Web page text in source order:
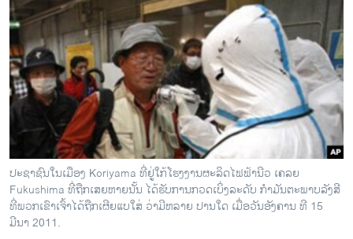
ຊີວິດຊາວລາວ
ຊຸມຊົນຊາວລາວ
ວິທະຍາສາດ-ເທັກໂນໂລຈີ
ທຸລະກິດ
ພາສາອັງກິດ
ວີດີໂອ
ສຽງ
ລາຍການກະຈາຍສຽງ
ຕິດຕາມພວກເຮົາ ທີ່
ປະຊາຊົນໃນເມືອງ Koriyama ທີ່ຢູ່ໃກ້ໂຮງງານຜະລິດໄຟຟ້ານີວ ເຄລຍ
Fukushima ທີ່ຖືກເສຍຫາຍນັ້ນ ໄດ້ຮັບການກວດເບິ່ງລະດັບ ກໍາມັນຕະພາບລັງສີ
ທີ່ພວກເຂົາເຈົ້າໄດ້ຖືກເຜີຍແບໃສ່ ວ່າມີຫລາຍ ປານໃດ ເມື່ອວັນອັງຄານ ທີ 15
ມີນາ 2011.